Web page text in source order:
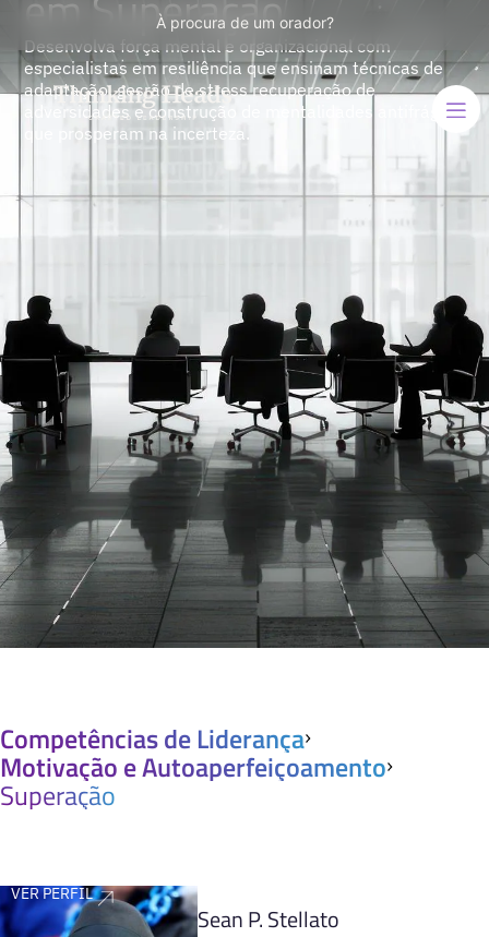
À procura de um orador?
Desenvolva força mental e organizacional com
especialistas em resiliência que ensinam técnicas de
adaptação, gesrão de stress recuperação de
adversidades e construção de mentalidades antifrágeis
que prosperam na incerteza.
Competências de Liderança
Motivação e Autoaperfeiçoamento
Superação
VER PERFIL
Sean P. Stellato